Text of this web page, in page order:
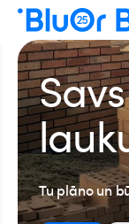
Tu plāno un